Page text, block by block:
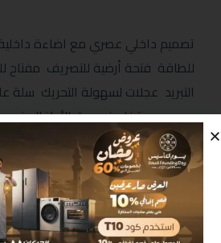
تصميم داخلي عصري مع اضاءة
للطاقة فتحة أرضية للتصريف مفتاح
التبريد عجلات لسهولة التحريك سلة
يدوي مع قفل ضد عبث الأطفال فريون
(MM) 850*820*555
منتجات مشابهة